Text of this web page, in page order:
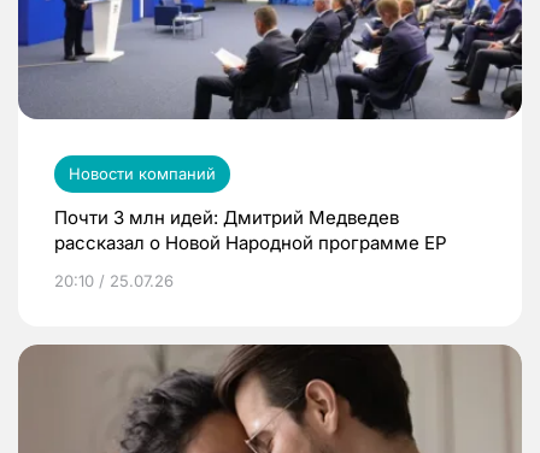
Новости компаний
Почти 3 млн идей: Дмитрий Медведев
рассказал о Новой Народной программе ЕР
20:10 / 25.07.26